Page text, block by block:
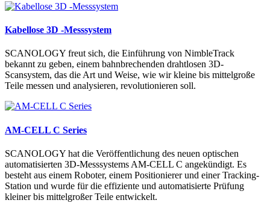
Kabellose 3D -Messsystem
SCANOLOGY freut sich, die Einführung von NimbleTrack
bekannt zu geben, einem bahnbrechenden drahtlosen 3D-
Scansystem, das die Art und Weise, wie wir kleine bis mittelgroße
Teile messen und analysieren, revolutionieren soll.
AM-CELL C Series
SCANOLOGY hat die Veröffentlichung des neuen optischen
automatisierten 3D-Messsystems AM-CELL C angekündigt. Es
besteht aus einem Roboter, einem Positionierer und einer Tracking-
Station und wurde für die effiziente und automatisierte Prüfung
kleiner bis mittelgroßer Teile entwickelt.